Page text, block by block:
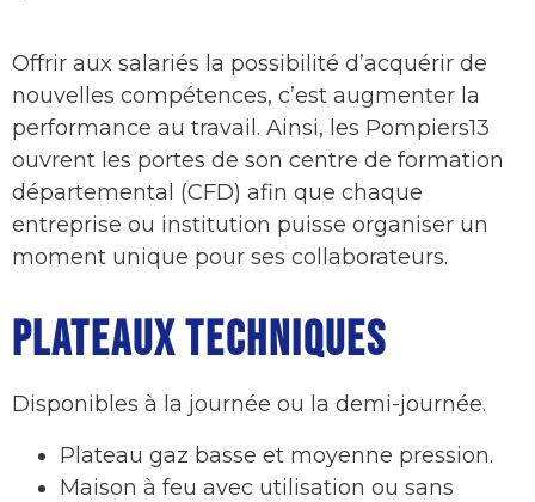
Offrir aux salariés la possibilité d’acquérir de
nouvelles compétences, c’est augmenter la
performance au travail. Ainsi, les Pompiers13
ouvrent les portes de son centre de formation
départemental (CFD) afin que chaque
entreprise ou institution puisse organiser un
moment unique pour ses collaborateurs.
PLATEAUX TECHNIQUES
Disponibles à la journée ou la demi-journée.
Plateau gaz basse et moyenne pression.
Maison à feu avec utilisation ou sans